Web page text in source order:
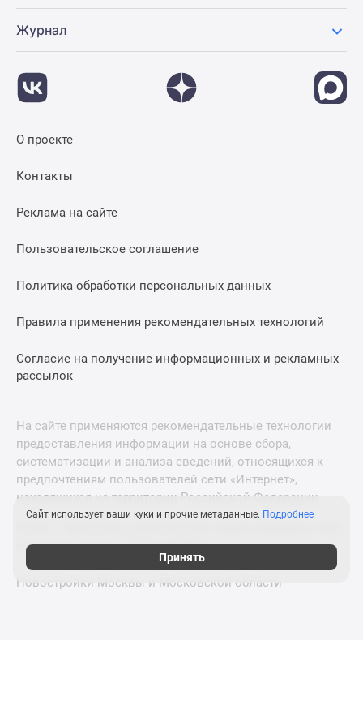
Журнал
О проекте
Контакты
Реклама на сайте
Пользовательское соглашение
Политика обработки персональных данных
Правила применения рекомендательных технологий
Согласие на получение информационных и рекламных
рассылок
На сайте применяются рекомендательные технологии
предоставления информации на основе сбора,
систематизации и анализа сведений, относящихся к
предпочтениям пользователей сети «Интернет»,
находящихся на территории Российской Федерации.
что нужно знать о новостройках
Новостройки Москвы и Московской области
Сайт использует ваши куки и прочие метаданные. Подробнее
Принять